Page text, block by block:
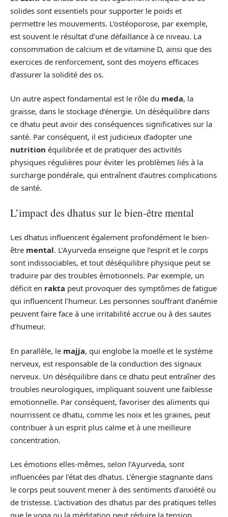
solides sont essentiels pour supporter le poids et
permettre les mouvements. L’ostéoporose, par exemple,
est souvent le résultat d’une défaillance à ce niveau. La
consommation de calcium et de vitamine D, ainsi que des
exercices de renforcement, sont des moyens efficaces
d’assurer la solidité des os.
Un autre aspect fondamental est le rôle du meda, la
graisse, dans le stockage d’énergie. Un déséquilibre dans
ce dhatu peut avoir des conséquences significatives sur la
santé. Par conséquent, il est judicieux d’adopter une
nutrition équilibrée et de pratiquer des activités
physiques régulières pour éviter les problèmes liés à la
surcharge pondérale, qui entraînent d’autres complications
de santé.
L’impact des dhatus sur le bien-être mental
Les dhatus influencent également profondément le bien-
être mental. L’Ayurveda enseigne que l’esprit et le corps
sont indissociables, et tout déséquilibre physique peut se
traduire par des troubles émotionnels. Par exemple, un
déficit en rakta peut provoquer des symptômes de fatigue
qui influencent l’humeur. Les personnes souffrant d’anémie
peuvent faire face à une irritabilité accrue ou à des sautes
d’humeur.
En parallèle, le majja, qui englobe la moelle et le système
nerveux, est responsable de la conduction des signaux
nerveux. Un déséquilibre dans ce dhatu peut entraîner des
troubles neurologiques, impliquant souvent une faiblesse
emotionnelle. Par conséquent, favoriser des aliments qui
nourrissent ce dhatu, comme les noix et les graines, peut
contribuer à un esprit plus calme et à une meilleure
concentration.
Les émotions elles-mêmes, selon l’Ayurveda, sont
influencées par l’état des dhatus. L’énergie stagnante dans
le corps peut souvent mener à des sentiments d’anxiété ou
de tristesse. L’activation des dhatus par des pratiques telles
que le yoga ou la méditation peut réduire la tension